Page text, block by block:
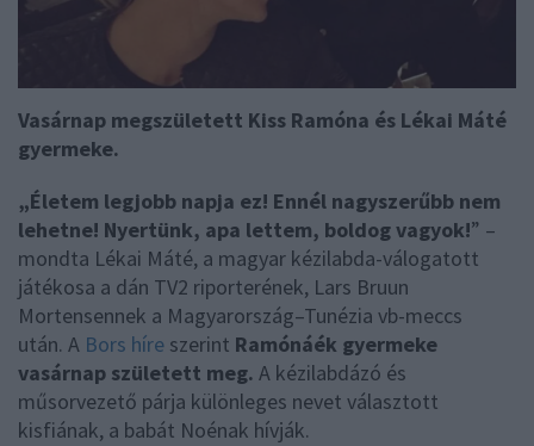
Vasárnap megszületett Kiss Ramóna és Lékai Máté
gyermeke.
„Életem legjobb napja ez! Ennél nagyszerűbb nem
lehetne! Nyertünk, apa lettem, boldog vagyok!” –
mondta Lékai Máté, a magyar kézilabda-válogatott
játékosa a dán TV2 riporterének, Lars Bruun
Mortensennek a Magyarország–Tunézia vb-meccs
után. A Bors híre szerint Ramónáék gyermeke
vasárnap született meg. A kézilabdázó és
műsorvezető párja különleges nevet választott
kisfiának, a babát Noénak hívják.